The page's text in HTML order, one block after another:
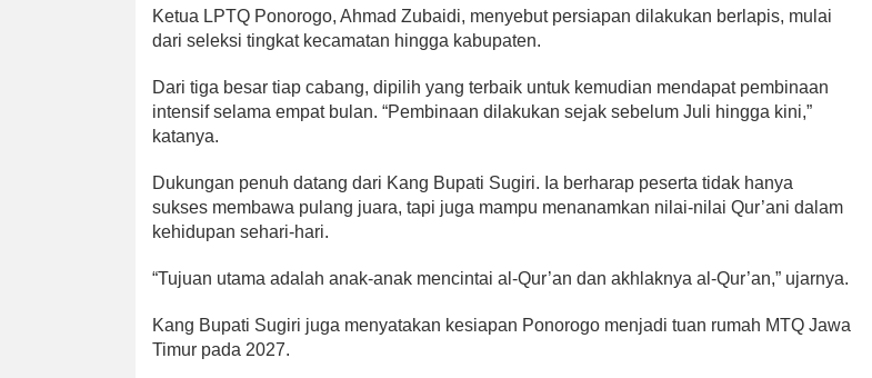
Ketua LPTQ Ponorogo, Ahmad Zubaidi, menyebut persiapan dilakukan berlapis, mulai
dari seleksi tingkat kecamatan hingga kabupaten.
Dari tiga besar tiap cabang, dipilih yang terbaik untuk kemudian mendapat pembinaan
intensif selama empat bulan. “Pembinaan dilakukan sejak sebelum Juli hingga kini,”
katanya.
Dukungan penuh datang dari Kang Bupati Sugiri. Ia berharap peserta tidak hanya
sukses membawa pulang juara, tapi juga mampu menanamkan nilai-nilai Qur’ani dalam
kehidupan sehari-hari.
“Tujuan utama adalah anak-anak mencintai al-Qur’an dan akhlaknya al-Qur’an,” ujarnya.
Kang Bupati Sugiri juga menyatakan kesiapan Ponorogo menjadi tuan rumah MTQ Jawa
Timur pada 2027.